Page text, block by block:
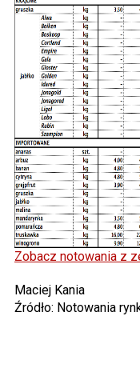
Zobacz notowania z
Maciej Kania
Źródło: Notowania